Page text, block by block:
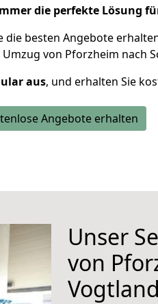
die perfekte Lösung
die besten Angebote
von Pforzheim nach
aus, und erhalten Sie
Angebote erhalten
Unser
von
Vogtland